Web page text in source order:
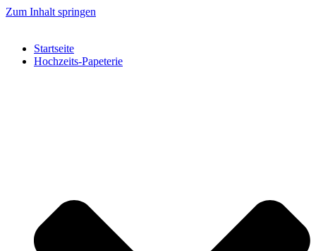
Zum Inhalt springen
Startseite
Hochzeits-Papeterie